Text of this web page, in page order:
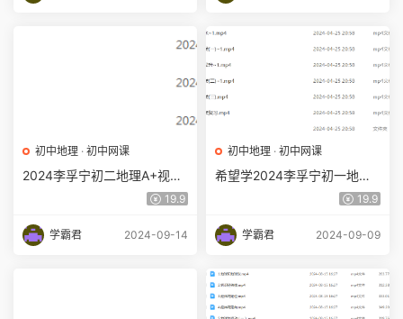
初中地理 · 初中网课
2024李孚宁初二地理A+视频
19.9
学霸君 2024-09-14
初中地理 · 初中网课
希望学2024李孚宁初一地理
19.9
学霸君 2024-09-09